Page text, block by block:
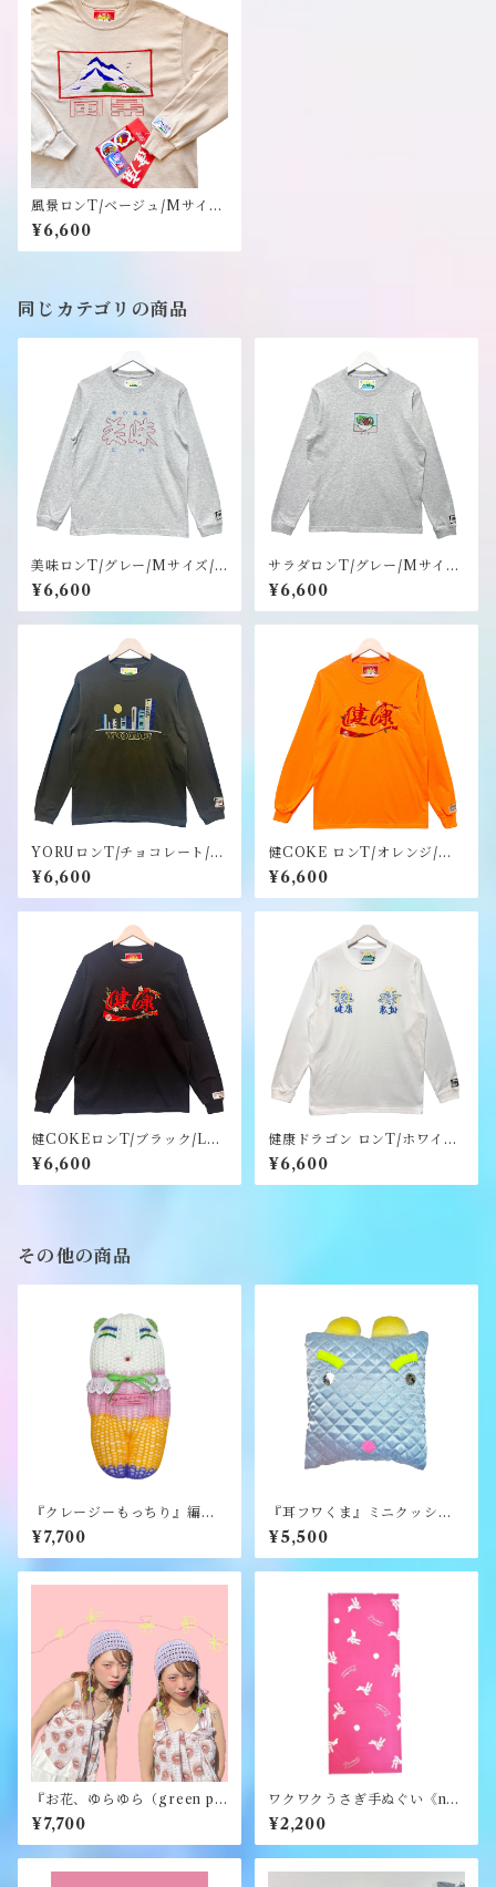
風景ロンT/ベージュ/Mサイ
ズ/ステッカーのノベルティー
付き《健康（ヘルシー）》
¥6,600
同じカテゴリの商品
美味ロンT/グレー/Mサイズ/
ステッカーのノベルティー付
き《健康（ヘルシー）》
¥6,600
サラダロンT/グレー/Mサイ
ズ/ステッカーのノベルティー
付き《健康（ヘルシー）》
¥6,600
YORUロンT/チョコレート/M
サイズ/ステッカーのノベルテ
ィー付き《健康（ヘルシ
ー）》
¥6,600
健COKE ロンT/オレンジ/M
サイズ/ノベルティーのステッ
カー付き《健康（ヘルシ
ー）》
¥6,600
健COKEロンT/ブラック/Lサ
イズ/ステッカーのノベルティ
ー付き《健康（ヘルシー）》
¥6,600
健康ドラゴン ロンT/ホワイト/
Lサイズ /ステッカーのノベル
ティー付き《健康（ヘルシ
ー）》
¥6,600
その他の商品
『クレージーもっちり』編み
ぐるみ《むくり》
¥7,700
『耳フワくま』ミニクッショ
ン《むくり》
¥5,500
『お花、ゆらゆら（green pu
rple）』《merry yarn》
¥7,700
ワクワクうさぎ手ぬぐい《na
mo.》
¥2,200